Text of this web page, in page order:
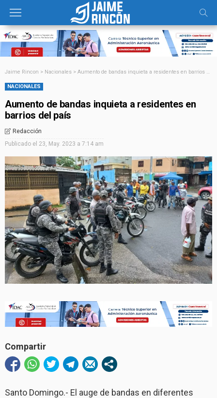
Jaime Rincon > Nacionales > Aumento de bandas inquieta a residentes en barrios del país
NACIONALES
Aumento de bandas inquieta a residentes en
barrios del país
Redacción
Publicado el 23, May. 2023 a 7:14 am
Compartir
Santo Domingo.- El auge de bandas en diferentes